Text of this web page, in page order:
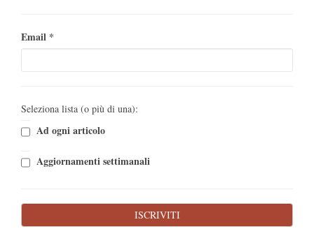
Email *
Seleziona lista (o più di una):
Ad ogni articolo
Aggiornamenti settimanali